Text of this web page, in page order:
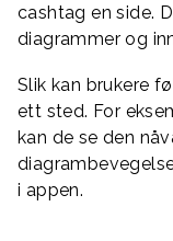
cashtag en side.
diagrammer og
Slik kan brukere
ett sted. For
kan de se den
i appen.